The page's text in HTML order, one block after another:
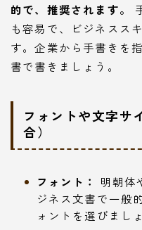
的で、推奨されます。
も容易で、ビジネスス
す。企業から手書きを
書で書きましょう。
フォントや文字サ
合）
フォント：
明朝体
ジネス文書で一般
ォントを選びまし